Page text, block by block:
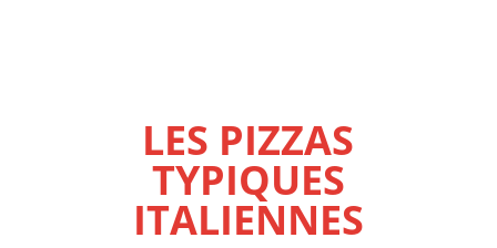
LES PIZZAS
TYPIQUES
ITALIENNES